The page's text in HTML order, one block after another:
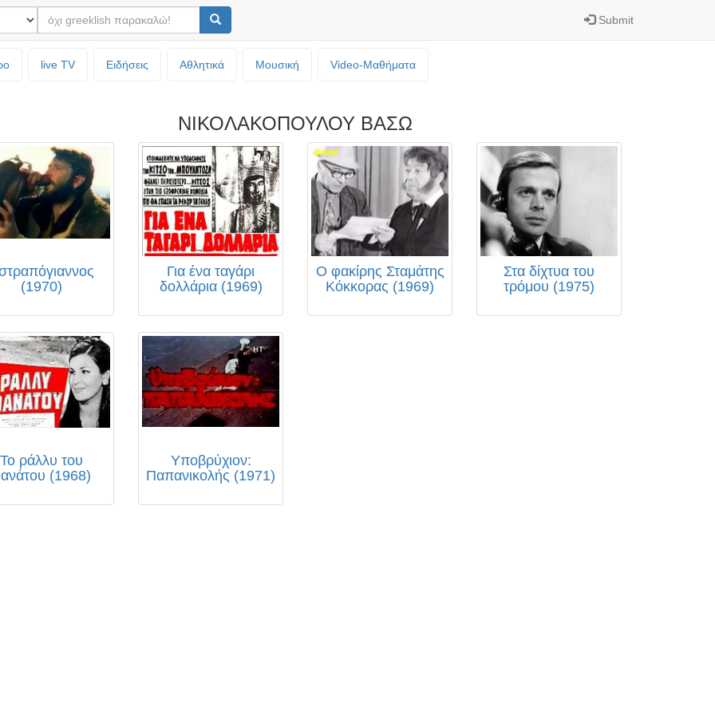
Submit
live TV Ειδήσεις Αθλητικά Μουσική Video-Mαθήματα
ΝΙΚΟΛΑΚΟΠΟΥΛΟΥ ΒΑΣΩ
(1970)
Για ένα ταγάρι
δολλάρια (1969)
Ο φακίρης Σταμάτης
Κόκκορας (1969)
Στα δίχτυα του
τρόμου (1975)
Το ράλλυ του
(1968)
Υποβρύχιον:
Παπανικολής (1971)